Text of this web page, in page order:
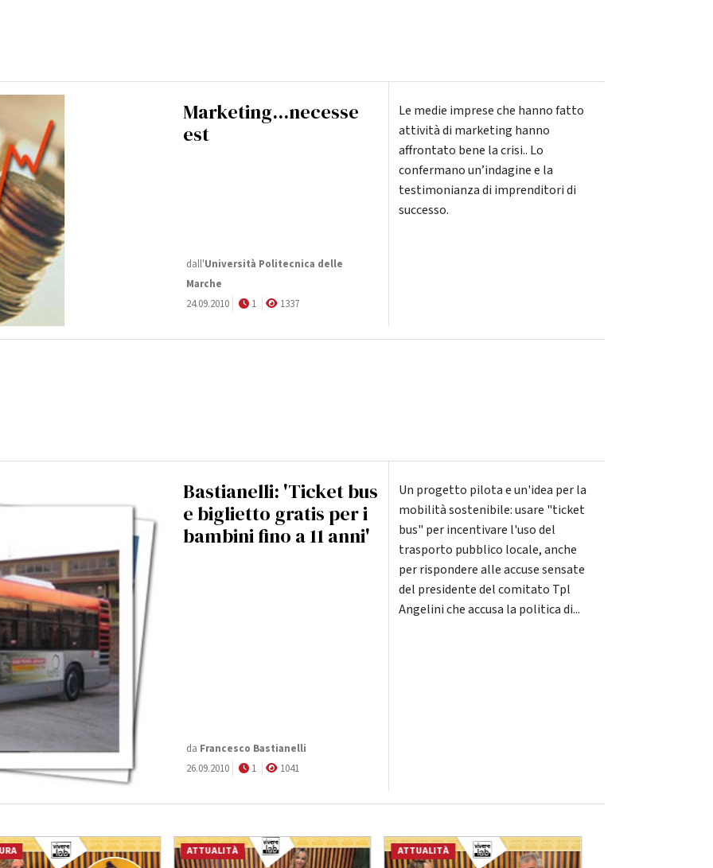
Marketing...necesse
est
dall'Università Politecnica delle
Marche
24.09.2010
1 1337
Le medie imprese che hanno fatto
attività di marketing hanno
affrontato bene la crisi.. Lo
confermano un’indagine e la
testimonianza di imprenditori di
successo.
Bastianelli: 'Ticket bus
e biglietto gratis per i
bambini fino a 11 anni'
da Francesco Bastianelli
26.09.2010
1 1041
Un progetto pilota e un'idea per la
mobilità sostenibile: usare "ticket
bus" per incentivare l'uso del
trasporto pubblico locale, anche
per rispondere alle accuse sensate
del presidente del comitato Tpl
Angelini che accusa la politica di...
ATTUALITÀ ATTUALITÀ